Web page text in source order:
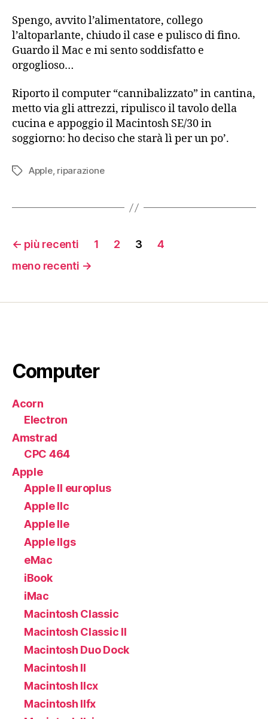
Spengo, avvito l’alimentatore, collego
l’altoparlante, chiudo il case e pulisco di fino.
Guardo il Mac e mi sento soddisfatto e
orgoglioso…
Riporto il computer “cannibalizzato” in cantina,
metto via gli attrezzi, ripulisco il tavolo della
cucina e appoggio il Macintosh SE/30 in
soggiorno: ho deciso che starà lì per un po’.
Tag Apple, riparazione
Paginazione
degli
← più recenti 1 2 3
4
meno recenti →
Computer
Acorn
Electron
Amstrad
CPC 464
Apple
Apple II europlus
Apple IIc
Apple IIe
Apple IIgs
eMac
iBook
iMac
Macintosh Classic
Macintosh Classic II
Macintosh Duo Dock
Macintosh II
Macintosh IIcx
Macintosh IIfx